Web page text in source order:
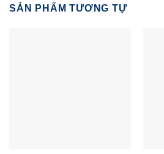
SẢN PHẨM TƯƠNG TỰ